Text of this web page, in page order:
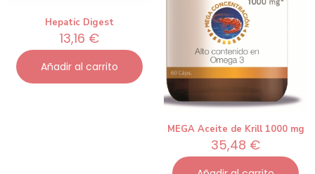
Hepatic Digest
13,16 €
Añadir al carrito
MEGA Aceite de Krill 1000 mg
35,48 €